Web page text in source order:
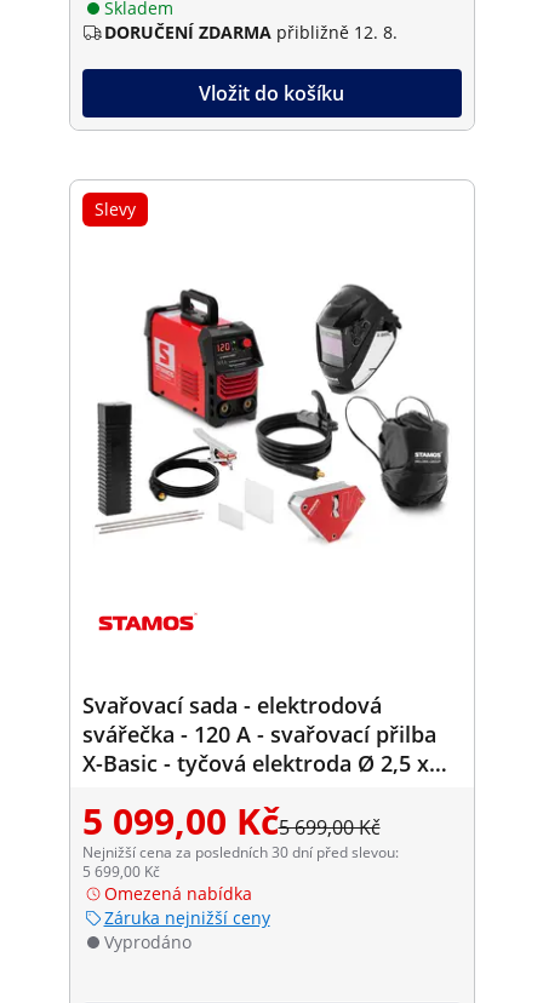
Skladem
DORUČENÍ ZDARMA přibližně 12. 8.
Vložit do košíku
Slevy
Svařovací sada - elektrodová
svářečka - 120 A - svařovací přilba
X-Basic - tyčová elektroda Ø 2,5 x
45/90° 55 kg
5 099,00 Kč5 699,00 Kč
Nejnižší cena za posledních 30 dní před slevou:
5 699,00 Kč
Omezená nabídka
Záruka nejnižší ceny
Vyprodáno